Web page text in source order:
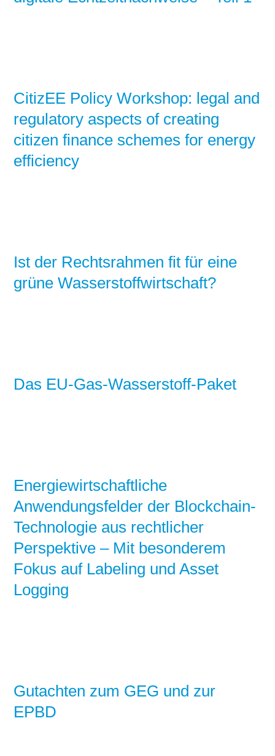
CitizEE Policy Workshop: legal and
regulatory aspects of creating
citizen finance schemes for energy
efficiency
Ist der Rechtsrahmen fit für eine
grüne Wasserstoffwirtschaft?
Das EU-Gas-Wasserstoff-Paket
Energiewirtschaftliche
Anwendungsfelder der Blockchain-
Technologie aus rechtlicher
Perspektive – Mit besonderem
Fokus auf Labeling und Asset
Logging
Gutachten zum GEG und zur
EPBD